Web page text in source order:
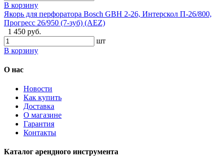
В корзину
Якорь для перфоратора Bosch GBH 2-26, Интерскол П-26/800,
Прогресс 26/950 (7-зуб) (AEZ)
1 450 руб.
шт
В корзину
О нас
Новости
Как купить
Доставка
О магазине
Гарантия
Контакты
Каталог арендного инструмента